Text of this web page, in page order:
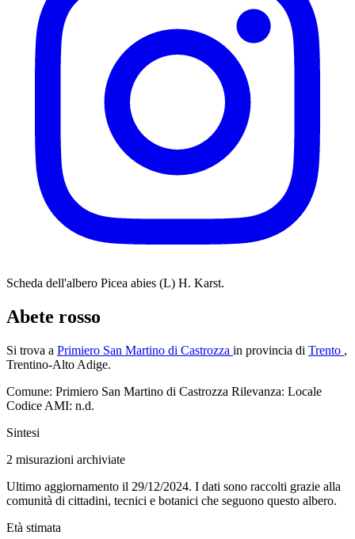
Scheda dell'albero Picea abies (L) H. Karst.
Abete rosso
Si trova a Primiero San Martino di Castrozza in provincia di Trento ,
Trentino-Alto Adige.
Comune: Primiero San Martino di Castrozza Rilevanza: Locale
Codice AMI: n.d.
Sintesi
2 misurazioni archiviate
Ultimo aggiornamento il 29/12/2024. I dati sono raccolti grazie alla
comunità di cittadini, tecnici e botanici che seguono questo albero.
Età stimata